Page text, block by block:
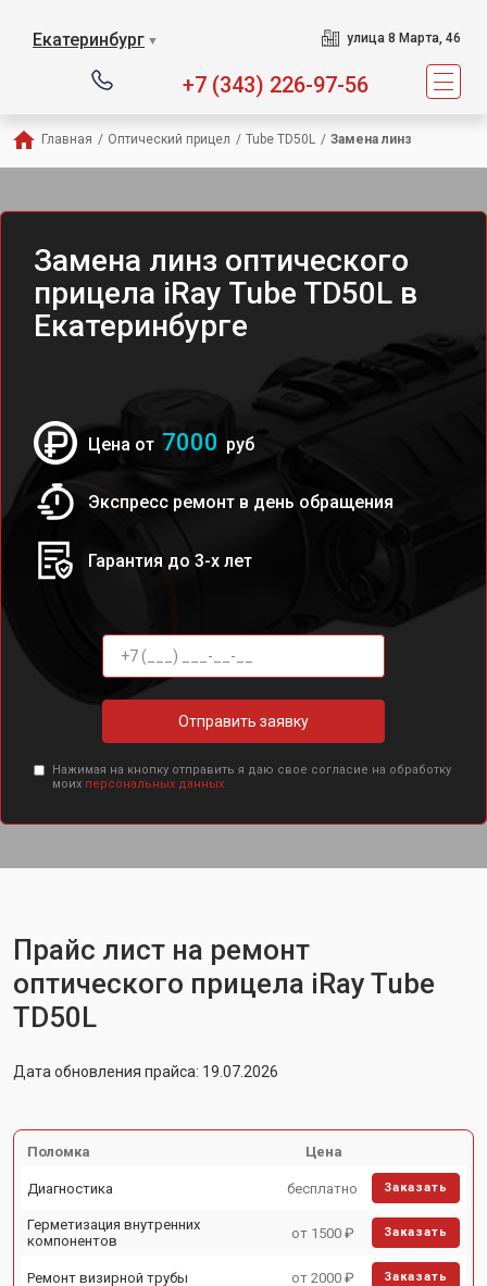
Екатеринбург ▼ улица 8 Марта, 46
+7 (343) 226-97-56
Главная / Оптический прицел / Tube TD50L / Замена линз
Замена линз оптического
прицела iRay Tube TD50L в
Екатеринбурге
Цена от 7000 руб
Экспресс ремонт в день обращения
Гарантия до 3-х лет
Отправить заявку
Нажимая на кнопку отправить я даю свое согласие на обработку
моих персональных данных.
Прайс лист на ремонт
оптического прицела iRay Tube
TD50L
Дата обновления прайса: 19.07.2026
Поломка Цена
Диагностика бесплатно Заказать
Герметизация внутренних
компонентов
от 1500 ₽ Заказать
Ремонт визирной трубы от 2000 ₽ Заказать